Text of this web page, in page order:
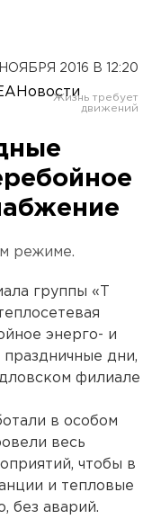
2016 В 12:20
режиме.
группы «Т
энерго- и
дни,
филиале
в особом
весь
чтобы в
и тепловые
без аварий.